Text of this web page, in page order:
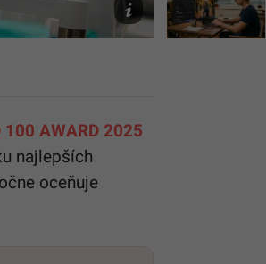
Instagram/
100 AWARD 2025
najlepších
oceňuje